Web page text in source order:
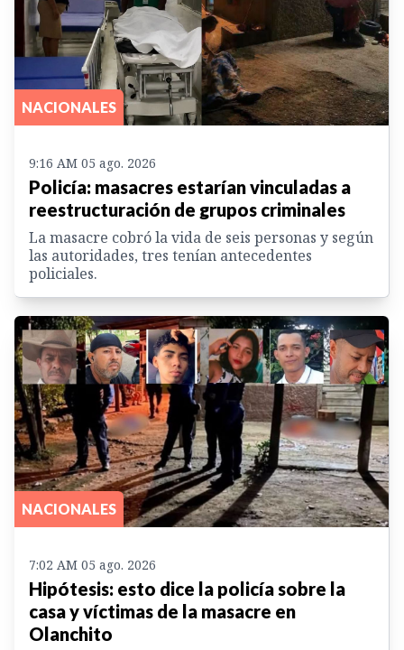
NACIONALES
9:16 AM 05 ago. 2026
Policía: masacres estarían vinculadas a
reestructuración de grupos criminales
La masacre cobró la vida de seis personas y según
las autoridades, tres tenían antecedentes
policiales.
NACIONALES
7:02 AM 05 ago. 2026
Hipótesis: esto dice la policía sobre la
casa y víctimas de la masacre en
Olanchito